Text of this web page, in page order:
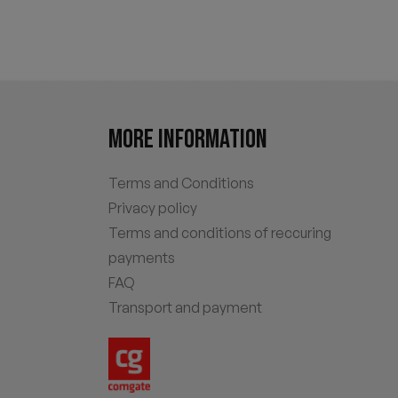
MORE INFORMATION
Terms and Conditions
Privacy policy
Terms and conditions of reccuring
payments
FAQ
Transport and payment